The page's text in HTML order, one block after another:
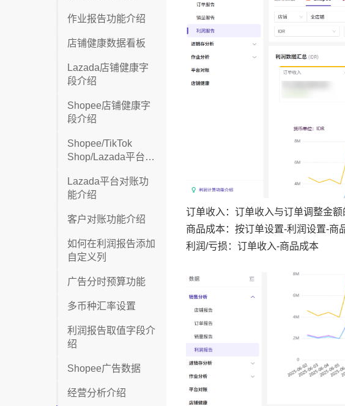
作业报告功能介绍
店铺健康数据看板
Lazada店铺健康字
段介绍
Shopee店铺健康字
段介绍
Shopee/TikTok
Shop/Lazada平台对
Lazada平台对账功
能介绍
客户对账功能介绍
如何在利润报告添加
自定义列
广告分时预算功能
多币种汇率设置
利润报告取值字段介
绍
Shopee广告数据
经营分析介绍